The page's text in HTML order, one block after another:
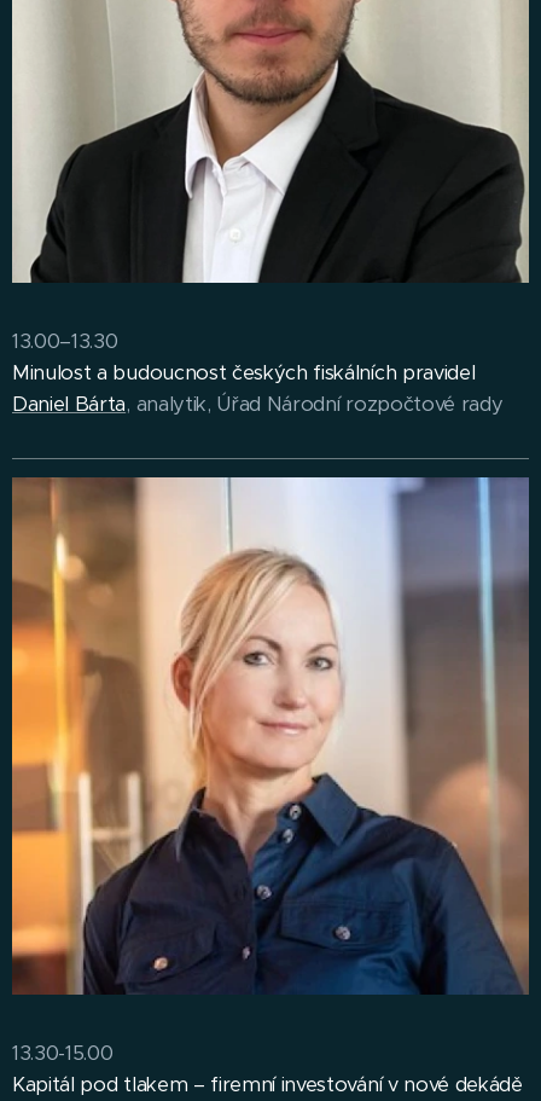
13.00–13.30
Minulost a budoucnost českých fiskálních pravidel
Daniel Bárta, analytik, Úřad Národní rozpočtové rady
13.30-15.00
Kapitál pod tlakem – firemní investování v nové dekádě